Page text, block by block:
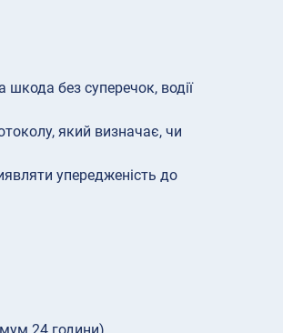
без суперечок, водії
який визначає, чи
упередженість до